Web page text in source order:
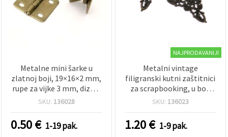
Metalne mini šarke u
zlatnoj boji, 19×16×2 mm,
rupe za vijke 3 mm, dizajn
s 4 rupama — pakiranje od
hobi i ručni rad, kutije za
nakit i male ormariće
SKU: 136028
0.50€ 1-19 pak.
NAJPRODAVANIJI
Metalni vintage
filigranski kutni zaštitnici
za scrapbooking, u boji
antikne bronce, 34x34x1,5
mm, 4 kom – za albume i
kutije
SKU: 136023
1.20€ 1-9 pak.